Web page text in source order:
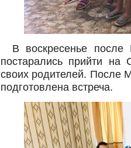
В воскресенье после
постарались прийти
своих родителей. После
подготовлена встреча.